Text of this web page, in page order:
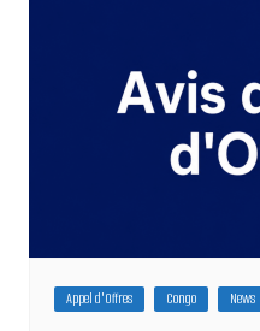
Appel d'Offres Congo News